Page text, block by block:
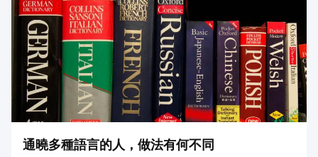
通曉多種語言的人，做法有何不同